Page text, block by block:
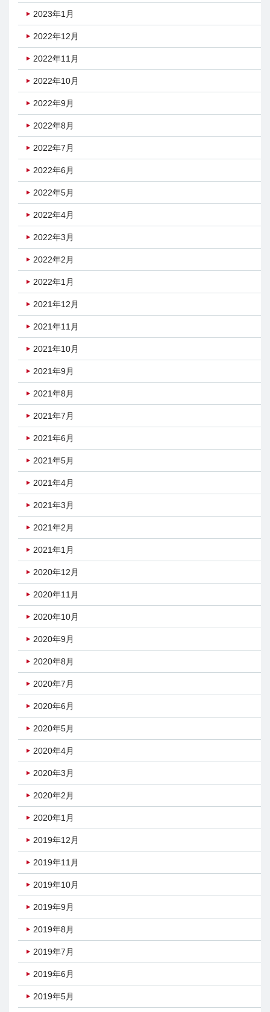
2023年1月
2022年12月
2022年11月
2022年10月
2022年9月
2022年8月
2022年7月
2022年6月
2022年5月
2022年4月
2022年3月
2022年2月
2022年1月
2021年12月
2021年11月
2021年10月
2021年9月
2021年8月
2021年7月
2021年6月
2021年5月
2021年4月
2021年3月
2021年2月
2021年1月
2020年12月
2020年11月
2020年10月
2020年9月
2020年8月
2020年7月
2020年6月
2020年5月
2020年4月
2020年3月
2020年2月
2020年1月
2019年12月
2019年11月
2019年10月
2019年9月
2019年8月
2019年7月
2019年6月
2019年5月